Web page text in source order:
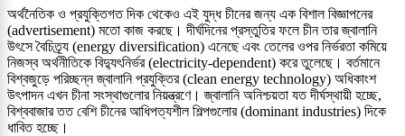
অর্থনৈতিক ও প্রযুক্তিগত দিক থেকেও এই যুদ্ধ চীনের জন্য এক বিশাল বিজ্ঞাপনের
(advertisement) মতো কাজ করছে। দীর্ঘদিনের প্রস্তুতির ফলে চীন তার জ্বালানি
উৎসে বৈচিত্র্য (energy diversification) এনেছে এবং তেলের ওপর নির্ভরতা কমিয়ে
নিজস্ব অর্থনীতিকে বিদ্যুৎনির্ভর (electricity-dependent) করে তুলেছে। বর্তমানে
বিশ্বজুড়ে পরিচ্ছন্ন জ্বালানি প্রযুক্তির (clean energy technology) অধিকাংশ
উৎপাদন এখন চীনা সংস্থাগুলোর নিয়ন্ত্রণে। জ্বালানি অনিশ্চয়তা যত দীর্ঘস্থায়ী হচ্ছে,
বিশ্ববাজার তত বেশি চীনের আধিপত্যশীল শিল্পগুলোর (dominant industries) দিকে
ধাবিত হচ্ছে।